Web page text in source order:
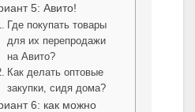
5: Авито!
Где покупать товары
для их перепродажи
на Авито?
Как делать оптовые
закупки, сидя дома?
6: как можно